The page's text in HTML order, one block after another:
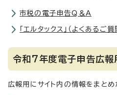
市税の電子申告Q＆A
「エルタックス」（よくあるご
令和7年度電子申告広報
広報用にサイト内の情報をまとめ